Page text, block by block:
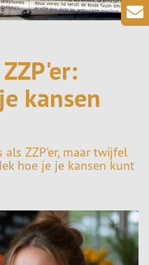
kansen
ZZP'er, maar twijfel
hoe je je kansen kunt